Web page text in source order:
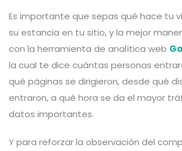
Es importante que sepas qué hace tu
su estancia en tu sitio, y la mejor
con la herramienta de analítica web
la cual te dice cuántas personas
qué páginas se dirigieron, desde qué
entraron, a qué hora se da el mayor
datos importantes.
Y para reforzar la observación del